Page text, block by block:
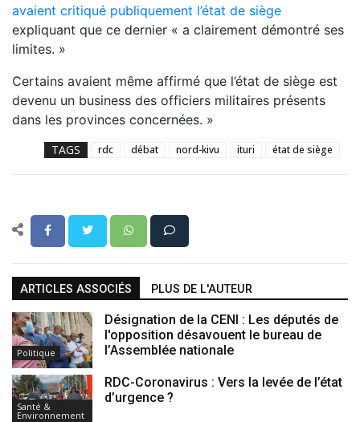
avaient critiqué publiquement l’état de siège
expliquant que ce dernier « a clairement démontré ses
limites. »
Certains avaient même affirmé que l’état de siège est
devenu un business des officiers militaires présents
dans les provinces concernées. »
TAGS rdc débat nord-kivu ituri état de siège
ARTICLES ASSOCIÉS PLUS DE L'AUTEUR
Politique
Désignation de la CENI : Les députés de
l'opposition désavouent le bureau de
l’Assemblée nationale
Santé &
Environnement
RDC-Coronavirus : Vers la levée de l’état
d’urgence ?